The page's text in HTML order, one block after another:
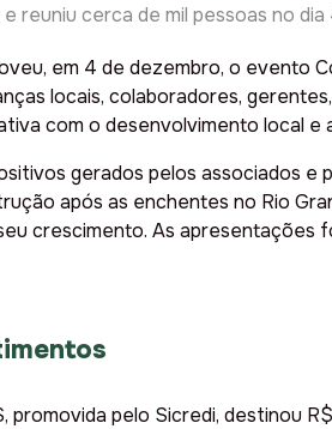
reuniu cerca de mil pessoas no
em 4 de dezembro, o evento
locais, colaboradores,
com o desenvolvimento local e
gerados pelos associados
após as enchentes no Rio
crescimento. As
promovida pelo Sicredi, destinou